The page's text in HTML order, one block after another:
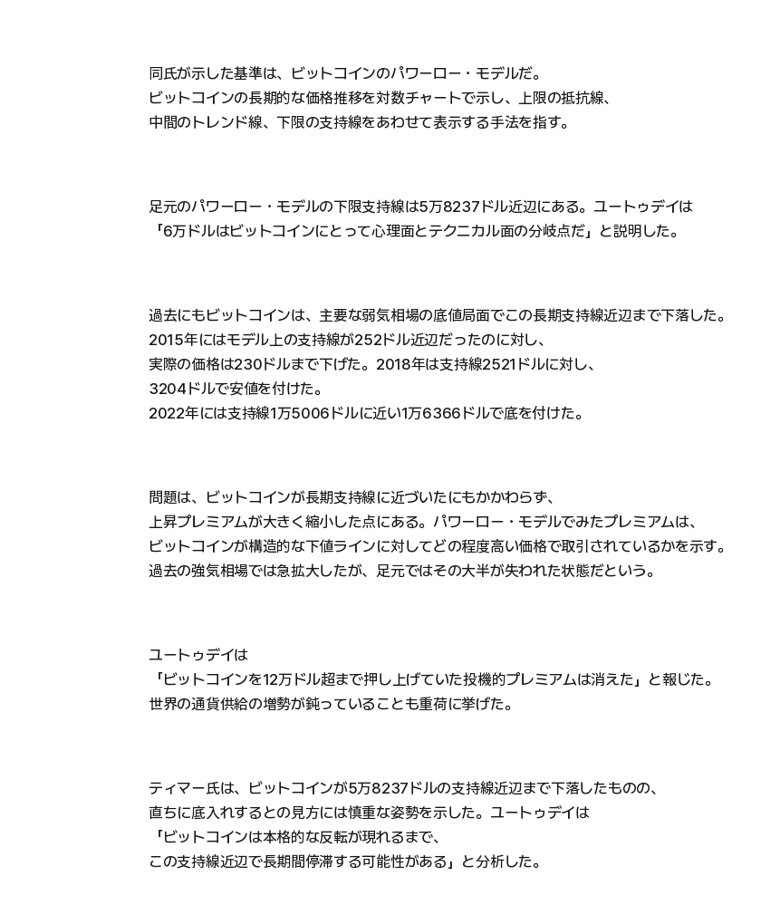
同氏が示した基準は、ビットコインのパワーロー・モデルだ。
ビットコインの長期的な価格推移を対数チャートで示し、上限の抵抗線、
中間のトレンド線、下限の支持線をあわせて表示する手法を指す。
足元のパワーロー・モデルの下限支持線は5万8237ドル近辺にある。ユートゥデイは
「6万ドルはビットコインにとって心理面とテクニカル面の分岐点だ」と説明した。
過去にもビットコインは、主要な弱気相場の底値局面でこの長期支持線近辺まで下落した。
2015年にはモデル上の支持線が252ドル近辺だったのに対し、
実際の価格は230ドルまで下げた。2018年は支持線2521ドルに対し、
3204ドルで安値を付けた。
2022年には支持線1万5006ドルに近い1万6366ドルで底を付けた。
問題は、ビットコインが長期支持線に近づいたにもかかわらず、
上昇プレミアムが大きく縮小した点にある。パワーロー・モデルでみたプレミアムは、
ビットコインが構造的な下値ラインに対してどの程度高い価格で取引されているかを示す。
過去の強気相場では急拡大したが、足元ではその大半が失われた状態だという。
ユートゥデイは
「ビットコインを12万ドル超まで押し上げていた投機的プレミアムは消えた」と報じた。
世界の通貨供給の増勢が鈍っていることも重荷に挙げた。
ティマー氏は、ビットコインが5万8237ドルの支持線近辺まで下落したものの、
直ちに底入れするとの見方には慎重な姿勢を示した。ユートゥデイは
「ビットコインは本格的な反転が現れるまで、
この支持線近辺で長期間停滞する可能性がある」と分析した。